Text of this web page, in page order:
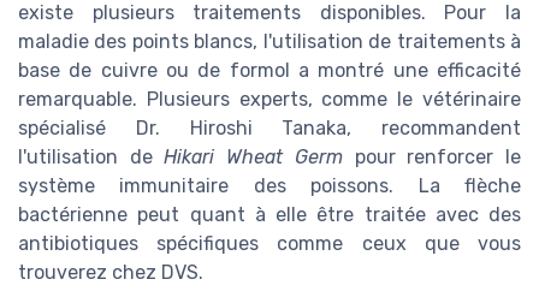
existe plusieurs traitements disponibles. Pour la
maladie des points blancs, l'utilisation de traitements à
base de cuivre ou de formol a montré une efficacité
remarquable. Plusieurs experts, comme le vétérinaire
spécialisé Dr. Hiroshi Tanaka, recommandent
l'utilisation deHikari Wheat Germpour renforcer le
système immunitaire des poissons. La flèche
bactérienne peut quant à elle être traitée avec des
antibiotiques spécifiques comme ceux que vous
trouverez chez DVS.